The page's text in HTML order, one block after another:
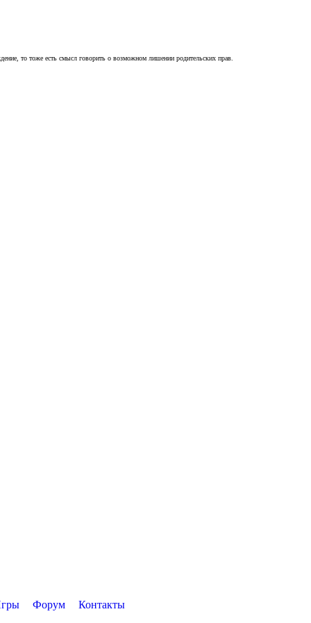
то тоже есть смысл говорить о возможном лишении родительских прав.
Форум Контакты